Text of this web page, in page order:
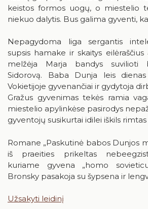
RUGPJŪTIS
3 5
10 11 12 13
17 18 19 20
keistos formos uogų, o miestelio
niekuo dalytis. Bus galima gyventi,
Nepagydoma liga sergantis
supsis hamake ir skaitys
melžėja Marja bandys suvilioti
Sidorovą. Baba Dunja leis
Vokietijoje gyvenančiai ir gydytoja
Gražus gyvenimas tekės ramia
miestelio apylinkėse pasirodys
gyventojų susikurtai idilei iškils rimtas
Romane „Paskutinė babos Dunjos
iš praeities prikeltas
kuriame gyvena „homo
Bronsky pasakoja su šypsena ir
Užsakyti leidinį